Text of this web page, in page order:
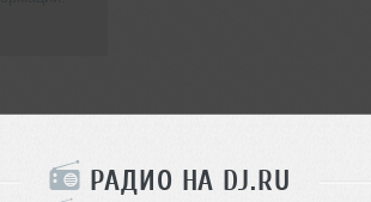
РАДИО НА DJ.RU